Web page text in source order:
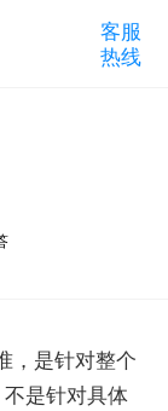
客服
热线
，是针对整个
是针对具体